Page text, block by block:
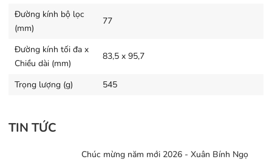
Đường kính bộ lọc
(mm)
77
Đường kính tối đa x
Chiều dài (mm)
83,5 x 95,7
Trọng lượng (g) 545
TIN TỨC
Chúc mừng năm mới 2026 - Xuân Bính Ngọ